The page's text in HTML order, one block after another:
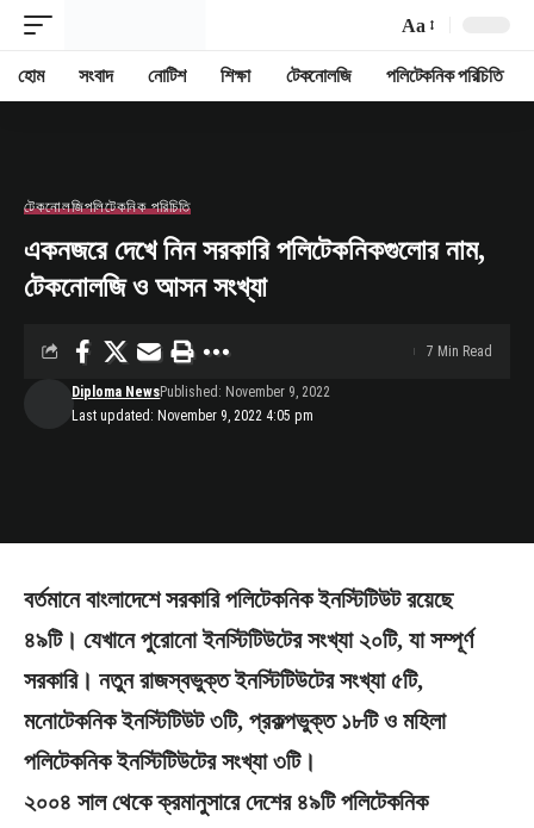
Resizer
Aa
হোম সংবাদ নোটিশ শিক্ষা টেকনোলজি পলিটেকনিক পরিচিতি
টেকনোলজিপলিটেকনিক পরিচিতি
একনজরে দেখে নিন সরকারি পলিটেকনিকগুলোর নাম,
টেকনোলজি ও আসন সংখ্যা
Last updated: November 9, 2022 4:05 pm
Diploma NewsPublished: November 9, 2022
7 Min Read
বর্তমানে বাংলাদেশে সরকারি পলিটেকনিক ইনস্টিটিউট রয়েছে
৪৯টি। যেখানে পুরোনো ইনস্টিটিউটের সংখ্যা ২০টি, যা সম্পূর্ণ
সরকারি। নতুন রাজস্বভুক্ত ইনস্টিটিউটের সংখ্যা ৫টি,
মনোটেকনিক ইনস্টিটিউট ৩টি, প্রকল্পভুক্ত ১৮টি ও মহিলা
পলিটেকনিক ইনস্টিটিউটের সংখ্যা ৩টি।
২০০৪ সাল থেকে ক্রমানুসারে দেশের ৪৯টি পলিটেকনিক